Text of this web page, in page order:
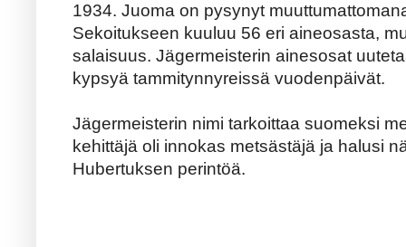
1934. Juoma on pysynyt
Sekoitukseen kuuluu 56 eri aineosasta,
salaisuus. Jägermeisterin ainesosat
kypsyä tammitynnyreissä vuodenpäivät.
Jägermeisterin nimi tarkoittaa suomeksi
kehittäjä oli innokas metsästäjä ja halusi
Hubertuksen perintöä.